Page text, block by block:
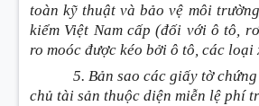
toàn kỹ thuật và bảo vệ môi
kiểm Việt Nam cấp(đối với ô tô,
ro moóc được kéo bởi ô tô, các loại
5. Bản sao các giấy tờ
chủ tài sản thuộc diện miễn lệ phí